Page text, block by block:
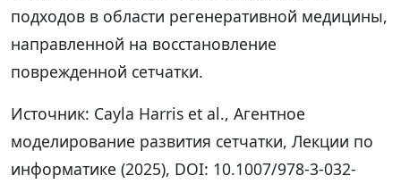
подходов в области регенеративной медицины,
направленной на восстановление
поврежденной сетчатки.
Источник: Cayla Harris et al., Агентное
моделирование развития сетчатки, Лекции по
информатике (2025), DOI: 10.1007/978-3-032-